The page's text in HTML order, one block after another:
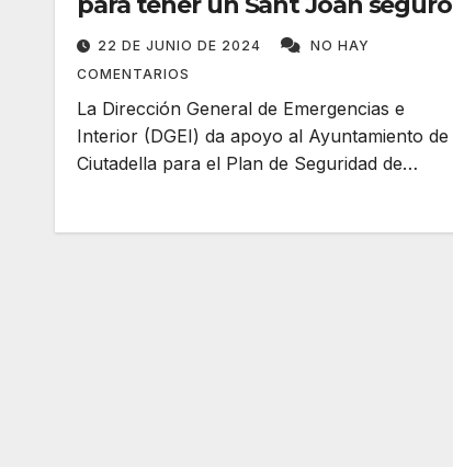
22 DE JUNIO DE 2024
NO HAY
COMENTARIOS
La Dirección General de Emergencias e
Interior (DGEI) da apoyo al Ayuntamiento de
Ciutadella para el Plan de Seguridad de…